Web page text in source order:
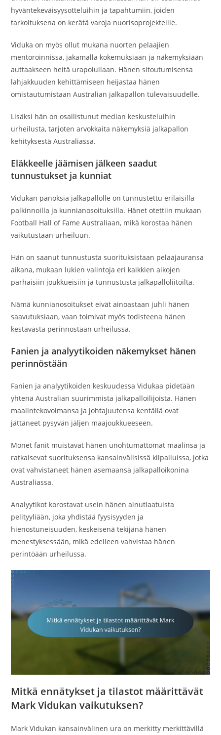
hyväntekeväisyysotteluihin ja tapahtumiin, joiden
tarkoituksena on kerätä varoja nuorisoprojekteille.
Viduka on myös ollut mukana nuorten pelaajien
mentoroinnissa, jakamalla kokemuksiaan ja näkemyksiään
auttaakseen heitä urapolullaan. Hänen sitoutumisensa
lahjakkuuden kehittämiseen heijastaa hänen
omistautumistaan Australian jalkapallon tulevaisuudelle.
Lisäksi hän on osallistunut median keskusteluihin
urheilusta, tarjoten arvokkaita näkemyksiä jalkapallon
kehityksestä Australiassa.
Eläkkeelle jäämisen jälkeen saadut
tunnustukset ja kunniat
Vidukan panoksia jalkapallolle on tunnustettu erilaisilla
palkinnoilla ja kunnianosoituksilla. Hänet otettiin mukaan
Football Hall of Fame Australiaan, mikä korostaa hänen
vaikutustaan urheiluun.
Hän on saanut tunnustusta suorituksistaan pelaajauransa
aikana, mukaan lukien valintoja eri kaikkien aikojen
parhaisiin joukkueisiin ja tunnustusta jalkapalloliitoilta.
Nämä kunnianosoitukset eivät ainoastaan juhli hänen
saavutuksiaan, vaan toimivat myös todisteena hänen
kestävästä perinnöstään urheilussa.
Fanien ja analyytikoiden näkemykset hänen
perinnöstään
Fanien ja analyytikoiden keskuudessa Vidukaa pidetään
yhtenä Australian suurimmista jalkapalloilijoista. Hänen
maalintekovoimansa ja johtajuutensa kentällä ovat
jättäneet pysyvän jäljen maajoukkueeseen.
Monet fanit muistavat hänen unohtumattomat maalinsa ja
ratkaisevat suorituksensa kansainvälisissä kilpailuissa, jotka
ovat vahvistaneet hänen asemaansa jalkapalloikonina
Australiassa.
Analyytikot korostavat usein hänen ainutlaatuista
pelityyliään, joka yhdistää fyysisyyden ja
hienostuneisuuden, keskeisenä tekijänä hänen
menestyksessään, mikä edelleen vahvistaa hänen
perintöään urheilussa.
Mitkä ennätykset ja tilastot määrittävät
Mark Vidukan vaikutuksen?
Mark Vidukan kansainvälinen ura on merkitty merkittävillä